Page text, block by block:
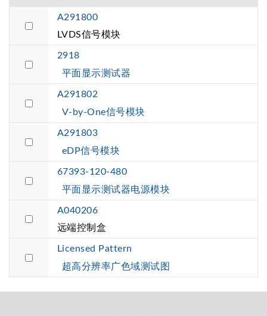
A291800
LVDS信号模块
2918
平面显示测试器
A291802
V-by-One信号模块
A291803
eDP信号模块
67393-120-480
平面显示测试器电源模块
A040206
远端控制盒
Licensed Pattern
超高分辨率广色域测试图